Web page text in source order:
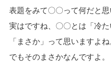
表題をみて〇〇って何だと思
実はですね、〇〇とは「冷た
「まさか」って思いますよね
でもそのまさかなんですよ。